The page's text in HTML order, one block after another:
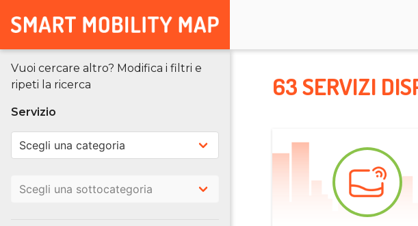
Vuoi cercare altro? Modifica i filtri e
ripeti la ricerca
Servizio
63 SERVIZI